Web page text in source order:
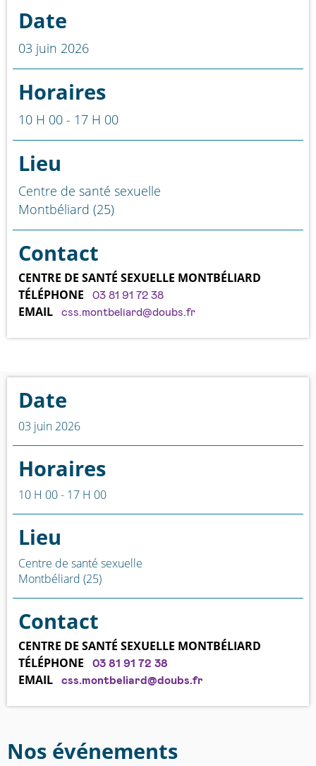
Date
03 juin 2026
Horaires
10 H 00 - 17 H 00
Lieu
Centre de santé sexuelle
Montbéliard (25)
Contact
CENTRE DE SANTÉ SEXUELLE MONTBÉLIARD
TÉLÉPHONE
03 81 91 72 38
EMAIL css.montbeliard@doubs.fr
Date
03 juin 2026
Horaires
10 H 00 - 17 H 00
Lieu
Centre de santé sexuelle
Montbéliard (25)
Contact
CENTRE DE SANTÉ SEXUELLE MONTBÉLIARD
TÉLÉPHONE
03 81 91 72 38
EMAIL css.montbeliard@doubs.fr
Nos événements